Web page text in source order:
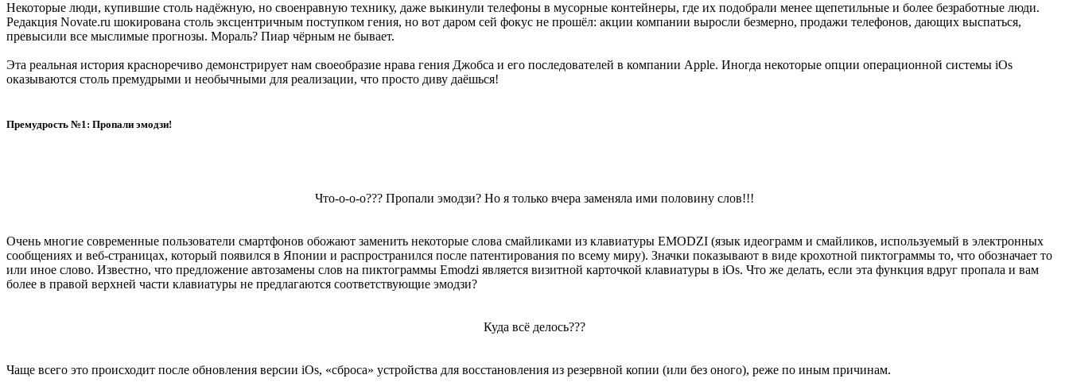
Некоторые люди, купившие столь надёжную, но своенравную технику, даже выкинули телефоны в мусорные контейнеры, где их подобрали менее щепетильные и более безработные люди.
Редакция Novate.ru шокирована столь эксцентричным поступком гения, но вот даром сей фокус не прошёл: акции компании выросли безмерно, продажи телефонов, дающих выспаться,
превысили все мыслимые прогнозы. Мораль? Пиар чёрным не бывает.
Эта реальная история красноречиво демонстрирует нам своеобразие нрава гения Джобса и его последователей в компании Apple. Иногда некоторые опции операционной системы iOs
оказываются столь премудрыми и необычными для реализации, что просто диву даёшься!
Премудрость №1: Пропали эмодзи!
Что-о-о-о??? Пропали эмодзи? Но я только вчера заменяла ими половину слов!!!
Очень многие современные пользователи смартфонов обожают заменить некоторые слова смайликами из клавиатуры EMODZI (язык идеограмм и смайликов, используемый в электронных
сообщениях и веб-страницах, который появился в Японии и распространился после патентирования по всему миру). Значки показывают в виде крохотной пиктограммы то, что обозначает то
или иное слово. Известно, что предложение автозамены слов на пиктограммы Emodzi является визитной карточкой клавиатуры в iOs. Что же делать, если эта функция вдруг пропала и вам
более в правой верхней части клавиатуры не предлагаются соответствующие эмодзи?
Куда всё делось???
Чаще всего это происходит после обновления версии iOs, «сброса» устройства для восстановления из резервной копии (или без оного), реже по иным причинам.